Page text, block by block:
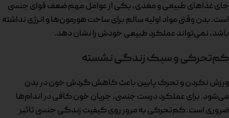
جای غذاهای طبیعی و مغذی، یکی از عوامل مهم ضعف قوای جنسی
است. بدن وقتی مواد اولیه سالم برای ساخت هورمون‌ها و انرژی نداشته
باشد، نمی‌تواند عملکرد طبیعی خودش را نشان دهد.
کم‌تحرکی و سبک زندگی نشسته
ورزش نکردن و تحرک پایین باعث کاهش گردش خون در بدن
می‌شود. برای عملکرد درست جنسی، جریان خون کافی در اندام‌ها
ضروری است. کم‌تحرکی به مرور روی کیفیت زندگی جنسی تاثیر